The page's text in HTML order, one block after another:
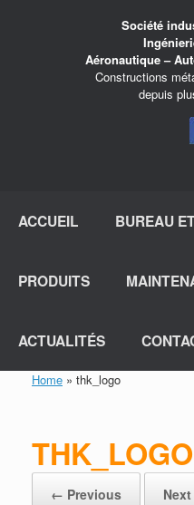
Société
Aéronautique –
Constructions
depuis
ACCUEIL BUREAU
PRODUITS
ACTUALITÉS
Home » thk_logo
THK_LOGO
← Previous